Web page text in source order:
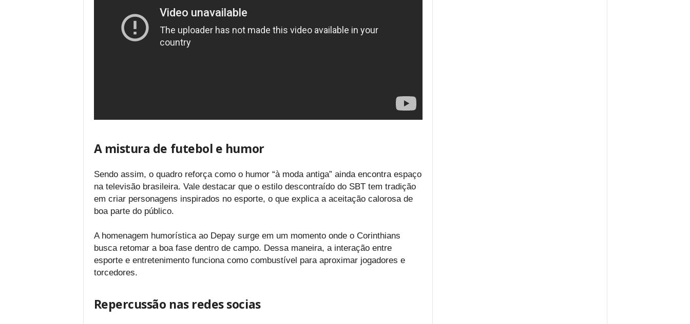
A mistura de futebol e humor
Sendo assim, o quadro reforça como o humor “à moda antiga” ainda encontra espaço
na televisão brasileira. Vale destacar que o estilo descontraído do SBT tem tradição
em criar personagens inspirados no esporte, o que explica a aceitação calorosa de
boa parte do público.
A homenagem humorística ao Depay surge em um momento onde o Corinthians
busca retomar a boa fase dentro de campo. Dessa maneira, a interação entre
esporte e entretenimento funciona como combustível para aproximar jogadores e
torcedores.
Repercussão nas redes socias